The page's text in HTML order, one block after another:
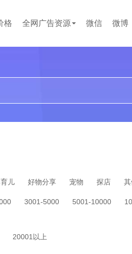
格 全网广告资源
小红书 文案代写
百度百科
短视频
微信 微博
儿 好物分享 宠物 探店
3001-5000 5001-10000
20001以上